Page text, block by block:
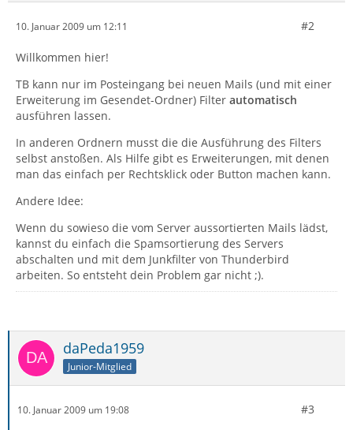
10. Januar 2009 um 12:11 #2
Willkommen hier!
TB kann nur im Posteingang bei neuen Mails (und mit einer
Erweiterung im Gesendet-Ordner) Filter automatisch
ausführen lassen.
In anderen Ordnern musst die die Ausführung des Filters
selbst anstoßen. Als Hilfe gibt es Erweiterungen, mit denen
man das einfach per Rechtsklick oder Button machen kann.
Andere Idee:
Wenn du sowieso die vom Server aussortierten Mails lädst,
kannst du einfach die Spamsortierung des Servers
abschalten und mit dem Junkfilter von Thunderbird
arbeiten. So entsteht dein Problem gar nicht ;).
daPeda1959
Junior-Mitglied
10. Januar 2009 um 19:08 #3